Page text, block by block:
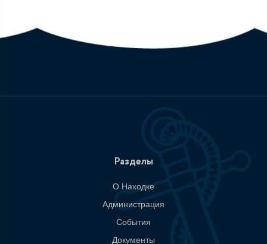
Разделы
О Находке
Администрация
События
Документы